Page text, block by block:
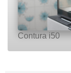
Contura i50